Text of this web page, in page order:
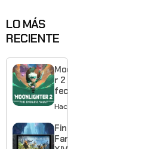
LO MÁS
RECIENTE
Moonlighte
r 2 ya tiene
fecha y
puedes
quedarte
gratis con
el primero
Hace 14 horas
Final
Fantasy